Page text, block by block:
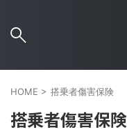
HOME > 搭乗者傷害保険
搭乗者傷害保険